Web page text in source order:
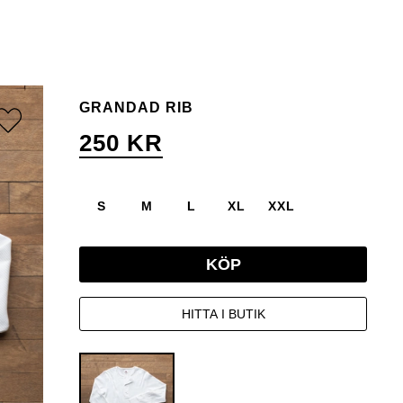
GRANDAD RIB
250 KR
S M L XL XXL
KÖP
HITTA I BUTIK